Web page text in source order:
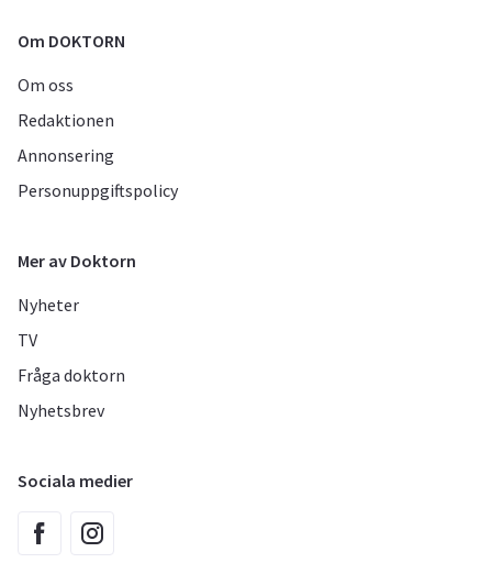
Om DOKTORN
Om oss
Redaktionen
Annonsering
Personuppgiftspolicy
Mer av Doktorn
Nyheter
TV
Fråga doktorn
Nyhetsbrev
Sociala medier